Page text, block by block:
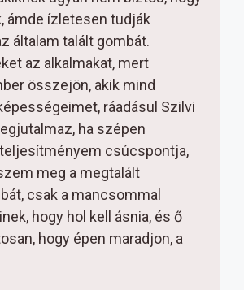
ámde ízletesen tudják
általam talált gombát.
az alkalmakat, mert
összejön, akik mind
ráadásul Szilvi
ha szépen
csúcspontja,
meg a megtalált
csak a mancsommal
hogy hol kell ásnia, és ő
hogy épen maradjon, a